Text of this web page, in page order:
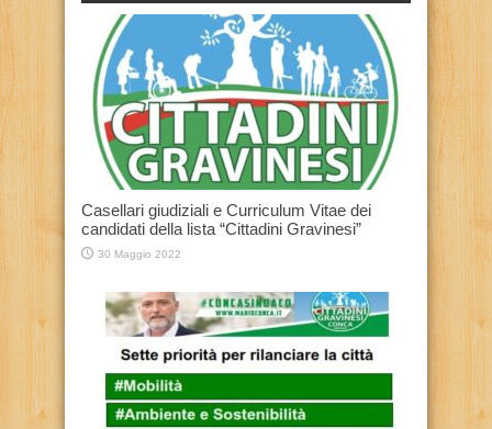
Casellari giudiziali e Curriculum Vitae dei
candidati della lista “Cittadini Gravinesi”
30 Maggio 2022